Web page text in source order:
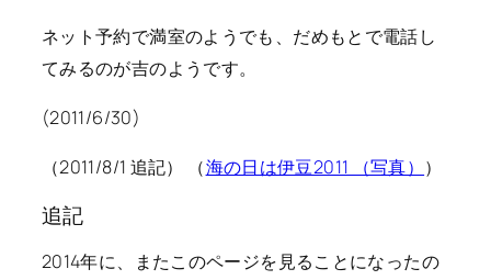
ネット予約で満室のようでも、だめもとで電話し
てみるのが吉のようです。
(2011/6/30)
（2011/8/1 追記） （海の日は伊豆2011 （写真） ）
追記
2014年に、またこのページを見ることになったの